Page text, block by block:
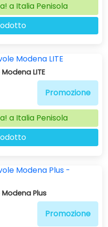
a Italia Penisola
LITE
Promozione
a Italia Penisola
Plus
Promozione